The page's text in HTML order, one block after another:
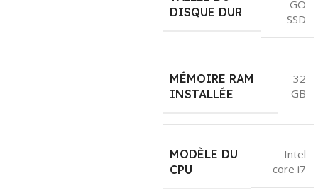
DISQUE DUR
GO
SSD
MÉMOIRE RAM
INSTALLÉE
32
GB
MODÈLE DU
CPU
Intel
core i7